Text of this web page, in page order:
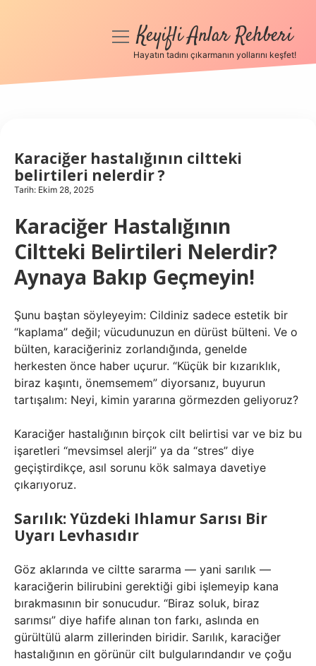
Anasayfa
Hakkımızda
menüyüKeyifli Anlar Rehberi
Hayatın tadını çıkarmanın yollarını keşfet!
Karaciğer hastalığının ciltteki
belirtileri nelerdir ?
Tarih: Ekim 28, 2025
Karaciğer Hastalığının
Ciltteki Belirtileri Nelerdir?
Aynaya Bakıp Geçmeyin!
Şunu baştan söyleyeyim: Cildiniz sadece estetik bir
“kaplama” değil; vücudunuzun en dürüst bülteni. Ve o
bülten, karaciğeriniz zorlandığında, genelde
herkesten önce haber uçurur. “Küçük bir kızarıklık,
biraz kaşıntı, önemsemem” diyorsanız, buyurun
tartışalım: Neyi, kimin yararına görmezden geliyoruz?
Karaciğer hastalığının birçok cilt belirtisi var ve biz bu
işaretleri “mevsimsel alerji” ya da “stres” diye
geçiştirdikçe, asıl sorunu kök salmaya davetiye
çıkarıyoruz.
Sarılık: Yüzdeki Ihlamur Sarısı Bir
Uyarı Levhasıdır
Göz aklarında ve ciltte sararma — yani sarılık —
karaciğerin bilirubini gerektiği gibi işlemeyip kana
bırakmasının bir sonucudur. “Biraz soluk, biraz
sarımsı” diye hafife alınan ton farkı, aslında en
gürültülü alarm zillerinden biridir. Sarılık, karaciğer
hastalığının en görünür cilt bulgularındandır ve çoğu